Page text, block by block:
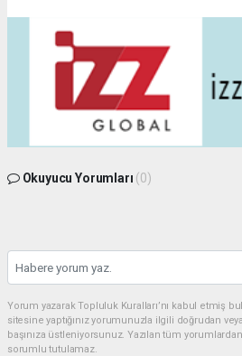
Okuyucu Yorumları (0)
Yorum yazarak Topluluk Kuralları’nı kabul etmiş
sitesine yaptığınız yorumunuzla ilgili doğrudan
başınıza üstleniyorsunuz. Yazılan tüm
sorumlu tutulamaz.